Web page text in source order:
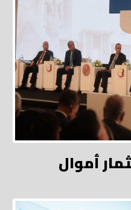
أموال